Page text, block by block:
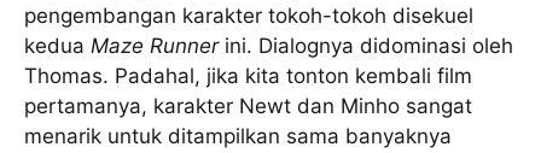
pengembangan karakter tokoh-tokoh disekuel
kedua Maze Runnerini. Dialognya didominasi oleh
Thomas. Padahal, jika kita tonton kembali film
pertamanya, karakter Newt dan Minho sangat
menarik untuk ditampilkan sama banyaknya